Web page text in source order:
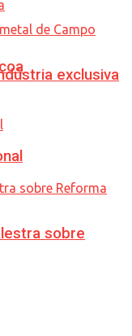
exclusiva
sobre